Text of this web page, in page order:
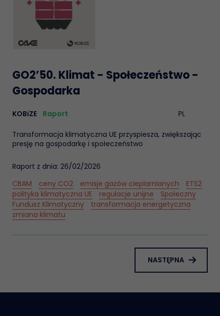
GO2’50. Klimat - Społeczeństwo -
Gospodarka
KOBiZE Raport PL
Transformacja klimatyczna UE przyspiesza, zwiększając
presję na gospodarkę i społeczeństwo
Raport z dnia: 26/02/2026
CBAM
ceny CO2 emisje gazów cieplarnianych
ETS2
polityka klimatyczna UE
regulacje unijne
Społeczny
Fundusz Klimatyczny
transformacja energetyczna
zmiana klimatu
NASTĘPNA